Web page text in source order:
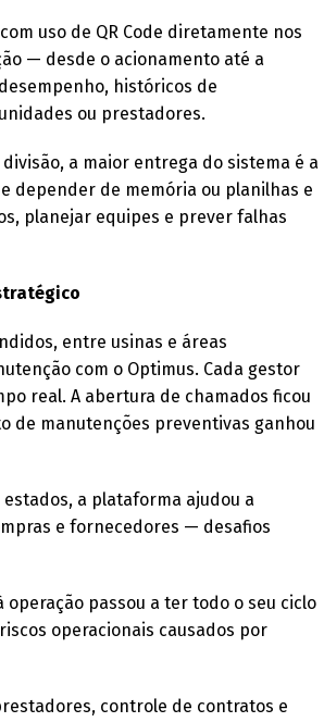
uso de QR Code diretamente nos
— desde o acionamento até a
históricos de
ou prestadores.
divisão, a maior entrega do sistema é a
depender de memória ou planilhas e
planejar equipes e prever falhas
entre usinas e áreas
com o Optimus. Cada gestor
real. A abertura de chamados ficou
de manutenções preventivas ganhou
a plataforma ajudou a
e fornecedores — desafios
operação passou a ter todo o seu ciclo
operacionais causados por
controle de contratos e